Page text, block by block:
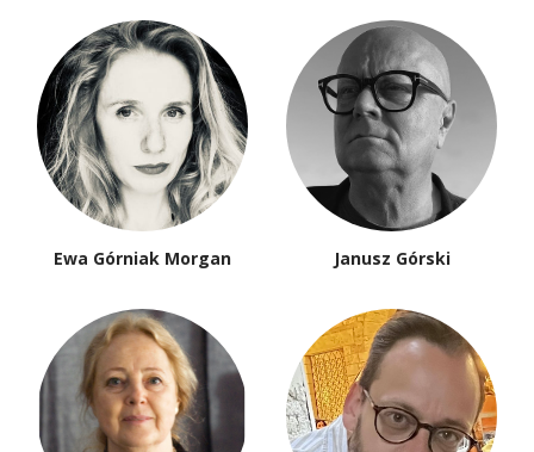
Ewa Górniak Morgan Janusz Górski